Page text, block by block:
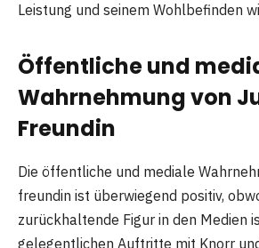
Leistung und seinem Wohlbefinden
Öffentliche und
Wahrnehmung von
Freundin
Die öffentliche und mediale
freundin ist überwiegend positiv,
zurückhaltende Figur in den Medien
gelegentlichen Auftritte mit Knorr